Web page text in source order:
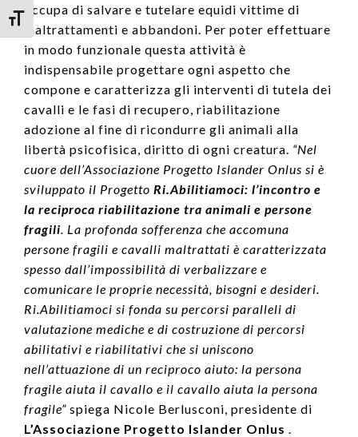
Attiva/disattiva dimensione testo
occupa di salvare e tutelare equidi vittime di
maltrattamenti e abbandoni. Per poter effettuare
in modo funzionale questa attività è
indispensabile progettare ogni aspetto che
compone e caratterizza gli interventi di tutela dei
cavalli e le fasi di recupero, riabilitazione
adozione al fine di ricondurre gli animali alla
libertà psicofisica, diritto di ogni creatura. “Nel
cuore dell’Associazione Progetto Islander Onlus si è
sviluppato il Progetto Ri.Abilitiamoci: l’incontro e
la reciproca riabilitazione tra animali e persone
fragili. La profonda sofferenza che accomuna
persone fragili e cavalli maltrattati è caratterizzata
spesso dall’impossibilità di verbalizzare e
comunicare le proprie necessità, bisogni e desideri.
Ri.Abilitiamoci si fonda su percorsi paralleli di
valutazione mediche e di costruzione di percorsi
abilitativi e riabilitativi che si uniscono
nell’attuazione di un reciproco aiuto: la persona
fragile aiuta il cavallo e il cavallo aiuta la persona
fragile” spiega Nicole Berlusconi, presidente di
L’Associazione Progetto Islander Onlus .